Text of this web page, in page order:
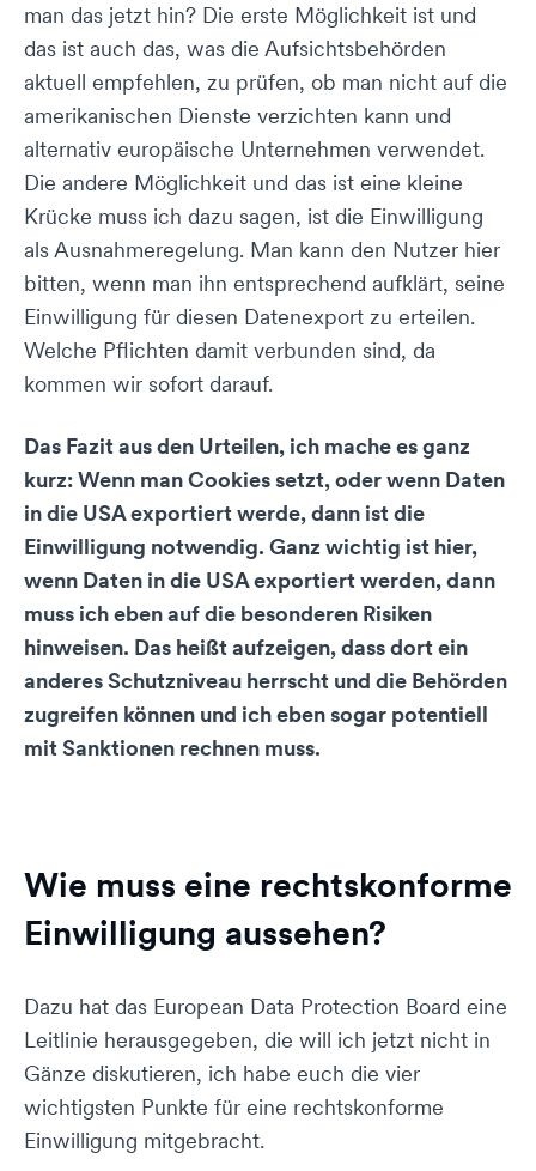
man das jetzt hin? Die erste Möglichkeit ist und
das ist auch das, was die Aufsichtsbehörden
aktuell empfehlen, zu prüfen, ob man nicht auf die
amerikanischen Dienste verzichten kann und
alternativ europäische Unternehmen verwendet.
Die andere Möglichkeit und das ist eine kleine
Krücke muss ich dazu sagen, ist die Einwilligung
als Ausnahmeregelung. Man kann den Nutzer hier
bitten, wenn man ihn entsprechend aufklärt, seine
Einwilligung für diesen Datenexport zu erteilen.
Welche Pflichten damit verbunden sind, da
kommen wir sofort darauf.
Das Fazit aus den Urteilen, ich mache es ganz
kurz: Wenn man Cookies setzt, oder wenn Daten
in die USA exportiert werde, dann ist die
Einwilligung notwendig. Ganz wichtig ist hier,
wenn Daten in die USA exportiert werden, dann
muss ich eben auf die besonderen Risiken
hinweisen. Das heißt aufzeigen, dass dort ein
anderes Schutzniveau herrscht und die Behörden
zugreifen können und ich eben sogar potentiell
mit Sanktionen rechnen muss.
Wie muss eine rechtskonforme
Einwilligung aussehen?
Dazu hat das European Data Protection Board eine
Leitlinie herausgegeben, die will ich jetzt nicht in
Gänze diskutieren, ich habe euch die vier
wichtigsten Punkte für eine rechtskonforme
Einwilligung mitgebracht.